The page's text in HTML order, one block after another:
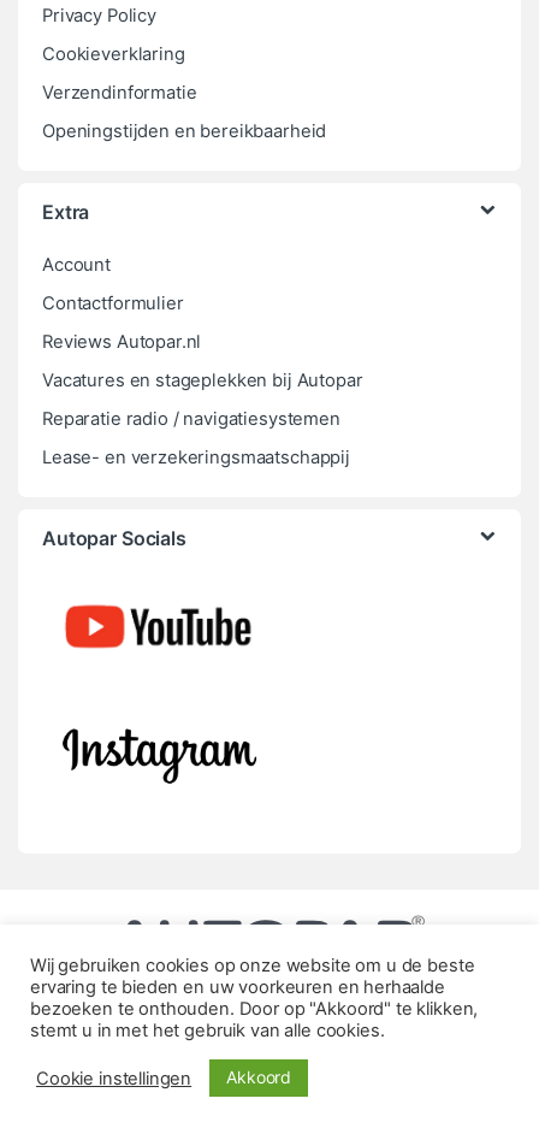
Privacy Policy
Cookieverklaring
Verzendinformatie
Openingstijden en bereikbaarheid
Extra
Account
Contactformulier
Reviews Autopar.nl
Vacatures en stageplekken bij Autopar
Reparatie radio / navigatiesystemen
Lease- en verzekeringsmaatschappij
Autopar Socials
Wij gebruiken cookies op onze website om u de beste
ervaring te bieden en uw voorkeuren en herhaalde
bezoeken te onthouden. Door op "Akkoord" te klikken,
stemt u in met het gebruik van alle cookies.
Cookie instellingen Akkoord